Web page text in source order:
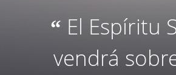
“ El Espíritu
vendrá